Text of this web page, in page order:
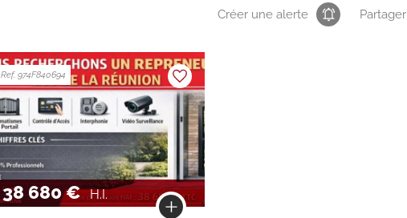
Créer une alerte Partager
38 680 € H.I.
Ref. 974F840694